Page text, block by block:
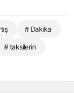
# Dakika
# taksilerin